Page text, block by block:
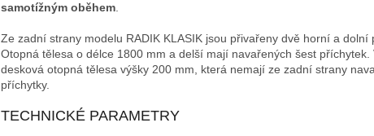
samotížným oběhem
Ze zadní strany modelu RADIK KLASIK jsou přivařeny dvě horní a dolní
Otopná tělesa o délce 1800 mm a delší mají navařených šest příchytek.
desková otopná tělesa výšky 200 mm, která nemají ze zadní strany
příchytky.
TECHNICKÉ PARAMETRY